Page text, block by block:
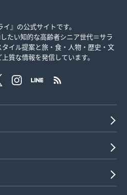
』の公式サイトです。
たい知的な高齢者シニア世代＝サラ
イル提案と旅・食・人物・歴史・文
質な情報を発信しています。